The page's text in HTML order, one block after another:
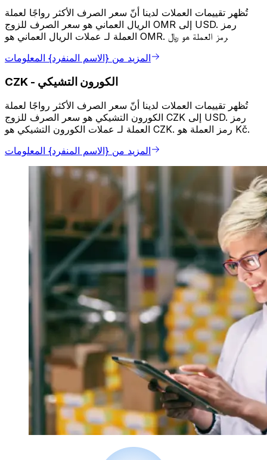
تُظهر تقييمات العملات لدينا أنّ سعر الصرف الأكثر رواجًا لعملة
الريال العماني هو سعر الصرف للزوج OMR إلى USD. رمز
العملة لـ عملات الريال العماني هو OMR. رمز العملة هو ﷼.
المزيد من {الاسم المنفرد} المعلومات
CZK - الكورون التشيكي
تُظهر تقييمات العملات لدينا أنّ سعر الصرف الأكثر رواجًا لعملة
الكورون التشيكي هو سعر الصرف للزوج CZK إلى USD. رمز
العملة لـ عملات الكورون التشيكي هو CZK. رمز العملة هو Kč.
المزيد من {الاسم المنفرد} المعلومات